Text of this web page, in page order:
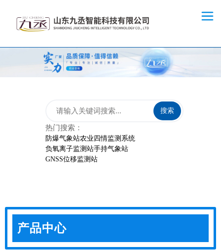
搜索
热门搜索：
防爆气象站农业四情监测系统
负氧离子监测站手持气象站
GNSS位移监测站
产品中心